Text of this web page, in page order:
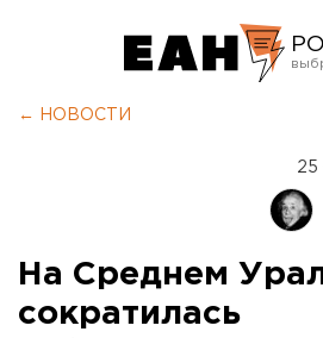
← НОВОСТИ
25
На Среднем
сократилась